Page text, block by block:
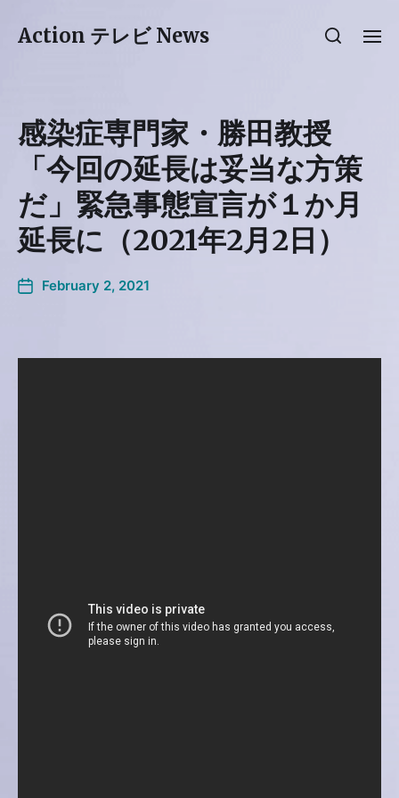
Action テレビ News
感染症専門家・勝田教授
「今回の延長は妥当な方策
だ」緊急事態宣言が１か月
延長に（2021年2月2日）
February 2, 2021